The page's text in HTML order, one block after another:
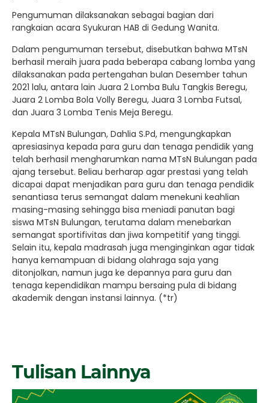
Pengumuman dilaksanakan sebagai bagian dari
rangkaian acara Syukuran HAB di Gedung Wanita.
Dalam pengumuman tersebut, disebutkan bahwa MTsN
berhasil meraih juara pada beberapa cabang lomba yang
dilaksanakan pada pertengahan bulan Desember tahun
2021 lalu, antara lain Juara 2 Lomba Bulu Tangkis Beregu,
Juara 2 Lomba Bola Volly Beregu, Juara 3 Lomba Futsal,
dan Juara 3 Lomba Tenis Meja Beregu.
Kepala MTsN Bulungan, Dahlia S.Pd, mengungkapkan
apresiasinya kepada para guru dan tenaga pendidik yang
telah berhasil mengharumkan nama MTsN Bulungan pada
ajang tersebut. Beliau berharap agar prestasi yang telah
dicapai dapat menjadikan para guru dan tenaga pendidik
senantiasa terus semangat dalam menekuni keahlian
masing-masing sehingga bisa meniadi panutan bagi
siswa MTsN Bulungan, terutama dalam menebarkan
semangat sportifivitas dan jiwa kompetitif yang tinggi.
Selain itu, kepala madrasah juga menginginkan agar tidak
hanya kemampuan di bidang olahraga saja yang
ditonjolkan, namun juga ke depannya para guru dan
tenaga kependidikan mampu bersaing pula di bidang
akademik dengan instansi lainnya. (*tr)
Tulisan Lainnya